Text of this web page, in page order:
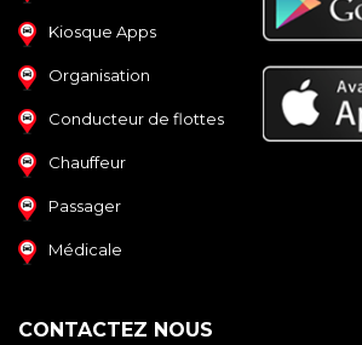
Kiosque Apps
Organisation
Conducteur de flottes
Chauffeur
Passager
Médicale
CONTACTEZ NOUS